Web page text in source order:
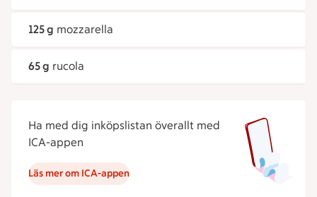
125 g mozzarella
65 g rucola
Ha med dig inköpslistan överallt med
ICA-appen
Läs mer om ICA-appen